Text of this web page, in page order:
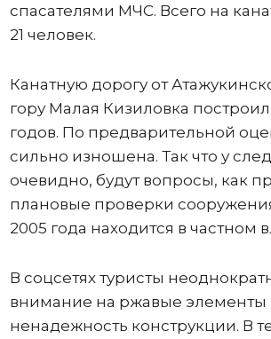
спасателями МЧС. Всего на
21 человек.
Канатную дорогу от
гору Малая Кизиловка
годов. По предварительной
сильно изношена. Так что у
очевидно, будут вопросы, как
плановые проверки
2005 года находится в частном
В соцсетях туристы
внимание на ржавые элементы
ненадежность конструкции. В